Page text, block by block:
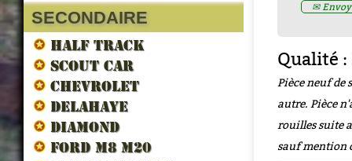
SECONDAIRE
HALF TRACK
SCOUT CAR
CHEVROLET
DELAHAYE
DIAMOND
FORD M8 M20
✉
Qualité :
Pièce neuf de
autre. Pièce
rouilles suite
sauf mention